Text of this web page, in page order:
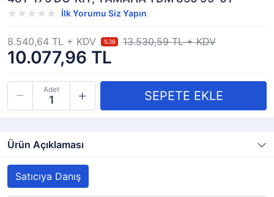
İlk Yorumu Siz Yapın
10.077,96 TL
8.540,64 TL + KDV %36 13.530,59 TL + KDV
Adet
Ürün Açıklaması
Satıcıya Danış